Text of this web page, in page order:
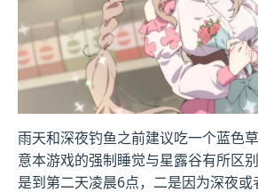
雨天和深夜钓鱼之前建议吃一个蓝色
意本游戏的强制睡觉与星露谷有所区
是到第二天凌晨6点，二是因为深夜或